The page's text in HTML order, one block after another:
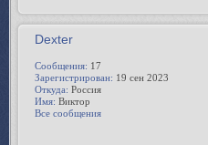
Dexter
Сообщения: 17
Зарегистрирован: 19 сен 2023
Откуда: Россия
Имя: Виктор
Все сообщения